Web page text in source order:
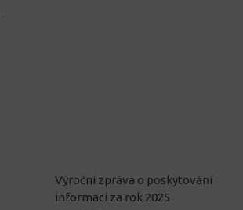
Výroční zpráva o poskytování
informací za rok 2025